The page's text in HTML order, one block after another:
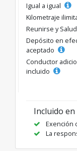
Igual a igual
Kilometraje
Reunirse y
Depósito en
aceptado
Conductor
incluido
Incluido en
Exención
La